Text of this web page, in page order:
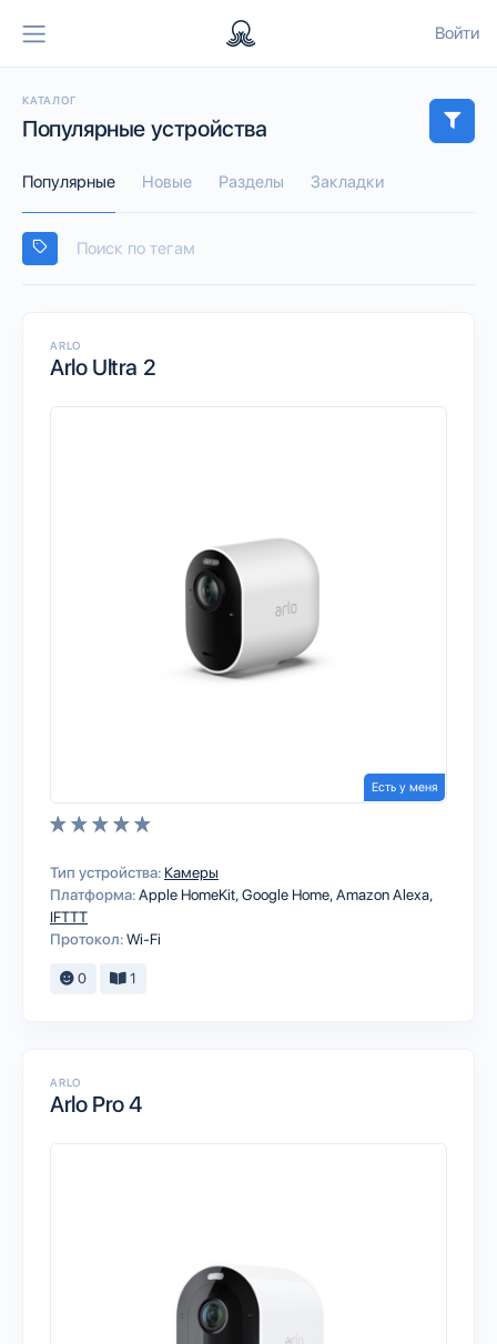
Войти
КАТАЛОГ
Популярные устройства
Популярные Новые Разделы Закладки
ARLO
Arlo Ultra 2
Есть у меня
Тип устройства: Камеры
Платформа:Apple HomeKitGoogle HomeAmazon Alexa
IFTTT
Протокол:Wi-Fi
0 1
ARLO
Arlo Pro 4